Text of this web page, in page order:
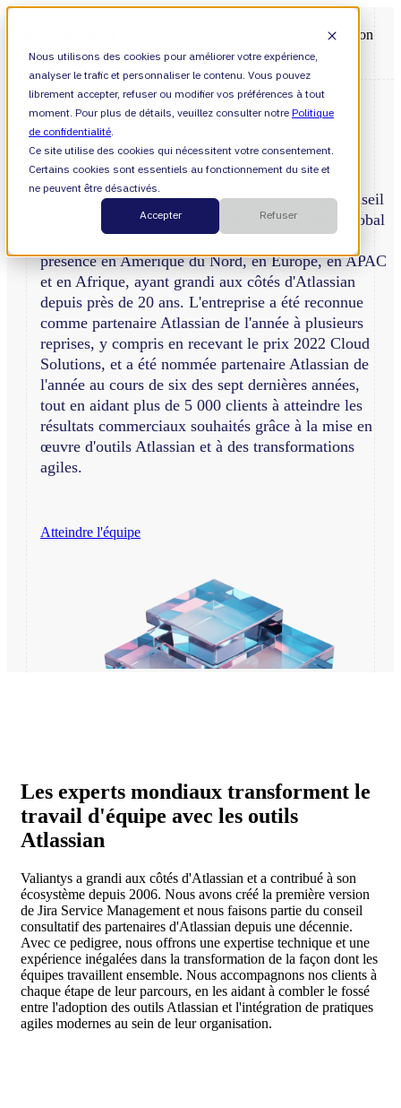
Nous utilisons des cookies pour améliorer votre expérience,
analyser le trafic et personnaliser le contenu. Vous pouvez
librement accepter, refuser ou modifier vos préférences à tout
moment. Pour plus de détails, veuillez consulter notrePolitique
de confidentialité.
Ce site utilise des cookies qui nécessitent votre consentement.
Certains cookies sont essentiels au fonctionnement du site et
ne peuvent être désactivés.
Accepter
Refuser
Open main navigation
Tout savoir sur Atlassian
Valiantys est la première société mondiale de conseil
et de services dédiée à Atlassian et le premier Global
Atlassian Platinum Solution Partner avec une
présence en Amérique du Nord, en Europe, en APAC
et en Afrique, ayant grandi aux côtés d'Atlassian
depuis près de 20 ans. L'entreprise a été reconnue
comme partenaire Atlassian de l'année à plusieurs
reprises, y compris en recevant le prix 2022 Cloud
Solutions, et a été nommée partenaire Atlassian de
l'année au cours de six des sept dernières années,
tout en aidant plus de 5 000 clients à atteindre les
résultats commerciaux souhaités grâce à la mise en
œuvre d'outils Atlassian et à des transformations
agiles.
Atteindre l'équipe
Les experts mondiaux transforment le
travail d'équipe avec les outils
Atlassian
Valiantys a grandi aux côtés d'Atlassian et a contribué à son
écosystème depuis 2006. Nous avons créé la première version
de Jira Service Management et nous faisons partie du conseil
consultatif des partenaires d'Atlassian depuis une décennie.
Avec ce pedigree, nous offrons une expertise technique et une
expérience inégalées dans la transformation de la façon dont les
équipes travaillent ensemble. Nous accompagnons nos clients à
chaque étape de leur parcours, en les aidant à combler le fossé
entre l'adoption des outils Atlassian et l'intégration de pratiques
agiles modernes au sein de leur organisation.